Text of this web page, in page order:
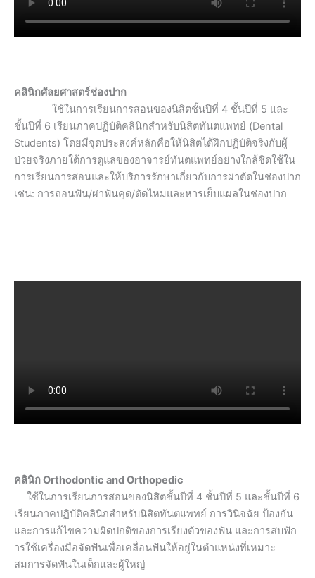
คลินิกศัลยศาสตร์ช่องปาก
ใช้ในการเรียนการสอนของนิสิตชั้นปีที่ 4 ชั้นปีที่ 5 และ
ชั้นปีที่ 6 เรียนภาคปฏิบัติคลินิกสำหรับนิสิตทันตแพทย์ (Dental
Students) โดยมีจุดประสงค์หลักคือให้นิสิตได้ฝึกปฏิบัติจริงกับผู้
ป่วยจริงภายใต้การดูแลของอาจารย์ทันตแพทย์อย่างใกล้ชิดใช้ใน
การเรียนการสอนและให้บริการรักษาเกี่ยวกับการผ่าตัดในช่องปาก
เช่น: การถอนฟัน/ผ่าฟันคุด/ตัดไหมและหารเย็บแผลในช่องปาก
คลินิก Orthodontic and Orthopedic
ใช้ในการเรียนการสอนของนิสิตชั้นปีที่ 4 ชั้นปีที่ 5 และชั้นปีที่ 6
เรียนภาคปฏิบัติคลินิกสำหรับนิสิตทันตแพทย์ การวินิจฉัย ป้องกัน
และการแก้ไขความผิดปกติของการเรียงตัวของฟัน และการสบฟัก
ารใช้เครื่องมือจัดฟันเพื่อเคลื่อนฟันให้อยู่ในตำแหน่งที่เหมาะ
สมการจัดฟันในเด็กและผู้ใหญ่